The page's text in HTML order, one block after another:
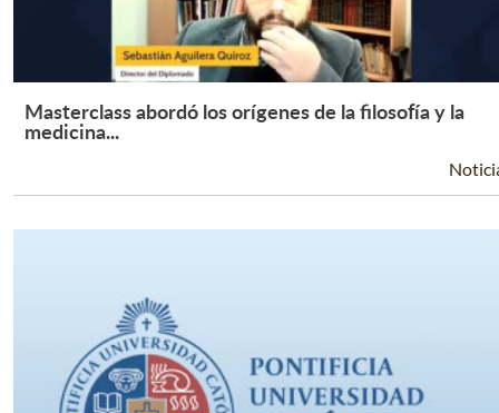
Leer Más +
Masterclass abordó los orígenes de la filosofía y la
medicina...